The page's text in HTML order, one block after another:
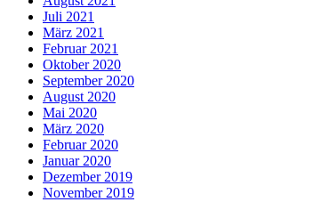
Juli 2021
März 2021
Februar 2021
Oktober 2020
September 2020
August 2020
Mai 2020
März 2020
Februar 2020
Januar 2020
Dezember 2019
November 2019